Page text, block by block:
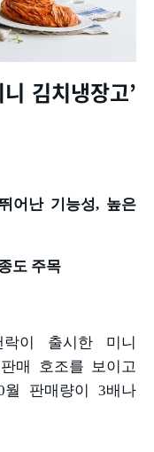
김치냉장고’
뛰어난 기능성, 높은
도 주목
이 출시한 미니
매 호조를 보이고
월 판매량이 3배나